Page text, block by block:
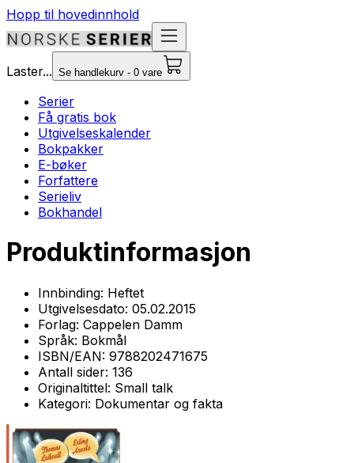
Hopp til hovedinnhold
Laster... Se handlekurv - 0 vare
Serier
Få gratis bok
Utgivelseskalender
Bokpakker
E-bøker
Forfattere
Serieliv
Bokhandel
Produktinformasjon
Innbinding: Heftet
Utgivelsesdato: 05.02.2015
Forlag: Cappelen Damm
Språk: Bokmål
ISBN/EAN: 9788202471675
Antall sider: 136
Originaltittel: Small talk
Kategori: Dokumentar og fakta